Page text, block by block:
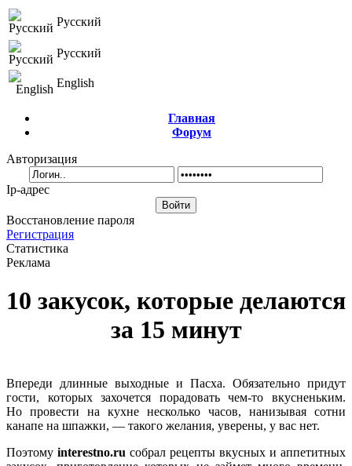
Русский
Русский
English
Главная
Форум
Авторизация
Ip-адрес
Восстановление пароля
Регистрация
Статистика
Реклама
10 закусок, которые делаются
за 15 минут
Впереди длинные выходные и Пасха. Обязательно придут
гости, которых захочется порадовать чем-то вкусненьким.
Но провести на кухне несколько часов, нанизывая сотни
канапе на шпажки, — такого желания, уверены, у вас нет.
Поэтому interestno.ru собрал рецепты вкусных и аппетитных